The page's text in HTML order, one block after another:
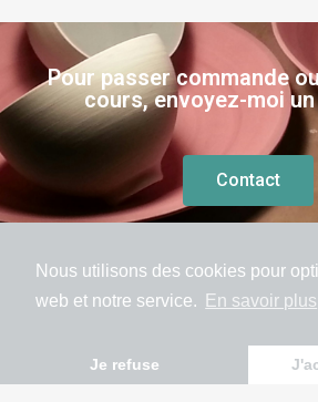
Nous utilisons des cookies pour
web et notre service.
En savoir plus
Je refuse
Pour passer commande
cours, envoyez-moi
Contact
Politique de confidentialité